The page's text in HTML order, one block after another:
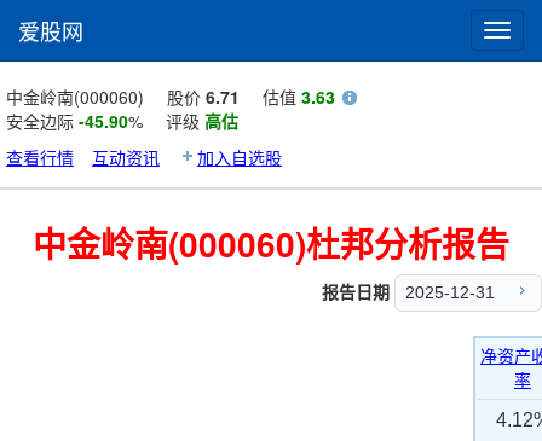
爱股网
中金岭南(000060) 股价 6.71 估值 3.63
安全边际 -45.90% 评级 高估
查看行情
互动资讯 加入自选股
中金岭南(000060)杜邦分析报告
报告日期 2025-12-31
净资产
率